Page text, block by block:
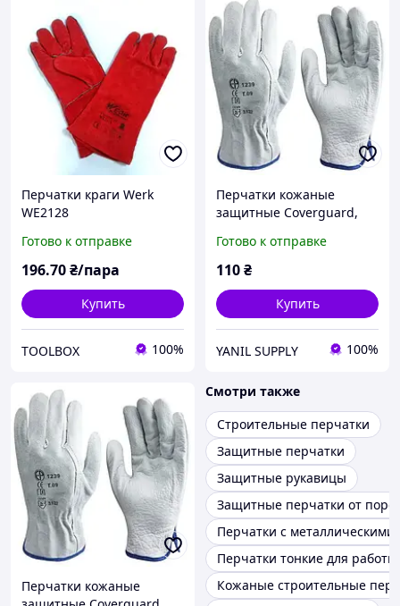
Перчатки краги Werk
WE2128
Готово к отправке
196.70₴/пара
Купить
TOOLBOX 100%
Перчатки кожаные
защитные Coverguard,
Готово к отправке
110₴
Купить
YANIL SUPPLY 100%
Перчатки кожаные
Смотри также
Строительные перчатки
Защитные перчатки
Защитные рукавицы
Защитные перчатки от
Перчатки с металлическими
Перчатки тонкие для работы
Кожаные строительные